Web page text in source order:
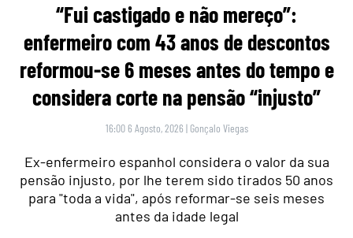
“Fui castigado e não mereço”:
enfermeiro com 43 anos de descontos
reformou-se 6 meses antes do tempo e
considera corte na pensão “injusto”
16:00 6 Agosto, 2026 | Gonçalo Viegas
Ex-enfermeiro espanhol considera o valor da sua
pensão injusto, por lhe terem sido tirados 50 anos
para "toda a vida", após reformar-se seis meses
antes da idade legal